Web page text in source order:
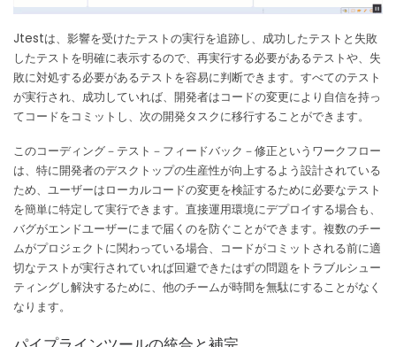
Jtestは、影響を受けたテストの実行を追跡し、成功したテストと失敗
したテストを明確に表示するので、再実行する必要があるテストや、失
敗に対処する必要があるテストを容易に判断できます。 すべてのテスト
が実行され、成功していれば、開発者はコードの変更により自信を持っ
てコードをコミットし、次の開発タスクに移行することができます。
このコーディング－テスト－フィードバック－修正というワークフロー
は、特に開発者のデスクトップの生産性が向上するよう設計されている
ため、ユーザーはローカルコードの変更を検証するために必要なテスト
を簡単に特定して実行できます。 直接運用環境にデプロイする場合も、
バグがエンドユーザーにまで届くのを防ぐことができます。 複数のチー
ムがプロジェクトに関わっている場合、コードがコミットされる前に適
切なテストが実行されていれば回避できたはずの問題をトラブルシュー
ティングし解決するために、他のチームが時間を無駄にすることがなく
なります。